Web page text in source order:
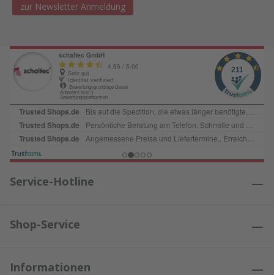
zur Newsletter Anmeldung
Service-Hotline
Shop-Service
Informationen